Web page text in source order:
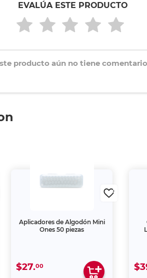
EVALÚA ESTE PRODUCTO
producto aún no tiene
Aplicadores de Algodón Mini
Ones 50 piezas
$27.00